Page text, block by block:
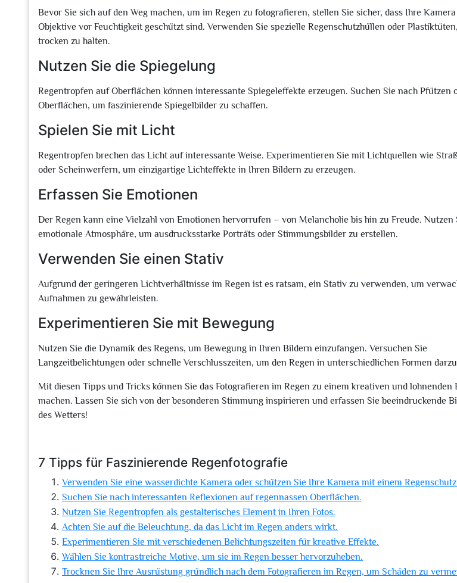
Bevor Sie sich auf den Weg machen, um im Regen zu fotografieren, stellen Sie sicher, dass Ihre
Objektive vor Feuchtigkeit geschützt sind. Verwenden Sie spezielle Regenschutzhüllen oder
trocken zu halten.
Nutzen Sie die Spiegelung
Regentropfen auf Oberflächen können interessante Spiegeleffekte erzeugen. Suchen Sie nach Pfützen
Oberflächen, um faszinierende Spiegelbilder zu schaffen.
Spielen Sie mit Licht
Regentropfen brechen das Licht auf interessante Weise. Experimentieren Sie mit Lichtquellen wie
oder Scheinwerfern, um einzigartige Lichteffekte in Ihren Bildern zu erzeugen.
Erfassen Sie Emotionen
Der Regen kann eine Vielzahl von Emotionen hervorrufen – von Melancholie bis hin zu Freude. Nutzen
emotionale Atmosphäre, um ausdrucksstarke Porträts oder Stimmungsbilder zu erstellen.
Verwenden Sie einen Stativ
Aufgrund der geringeren Lichtverhältnisse im Regen ist es ratsam, ein Stativ zu verwenden, um
Aufnahmen zu gewährleisten.
Experimentieren Sie mit Bewegung
Nutzen Sie die Dynamik des Regens, um Bewegung in Ihren Bildern einzufangen. Versuchen Sie
Langzeitbelichtungen oder schnelle Verschlusszeiten, um den Regen in unterschiedlichen Formen
Mit diesen Tipps und Tricks können Sie das Fotografieren im Regen zu einem kreativen und lohnenden
machen. Lassen Sie sich von der besonderen Stimmung inspirieren und erfassen Sie beeindruckende
des Wetters!
7 Tipps für Faszinierende Regenfotografie
Verwenden Sie eine wasserdichte Kamera oder schützen Sie Ihre Kamera mit einem
Suchen Sie nach interessanten Reflexionen auf regennassen Oberflächen.
Nutzen Sie Regentropfen als gestalterisches Element in Ihren Fotos.
Achten Sie auf die Beleuchtung, da das Licht im Regen anders wirkt.
Experimentieren Sie mit verschiedenen Belichtungszeiten für kreative Effekte.
Wählen Sie kontrastreiche Motive, um sie im Regen besser hervorzuheben.
Trocknen Sie Ihre Ausrüstung gründlich nach dem Fotografieren im Regen, um Schäden zu